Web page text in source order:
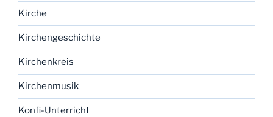
Kirche
Kirchengeschichte
Kirchenkreis
Kirchenmusik
Konfi-Unterricht